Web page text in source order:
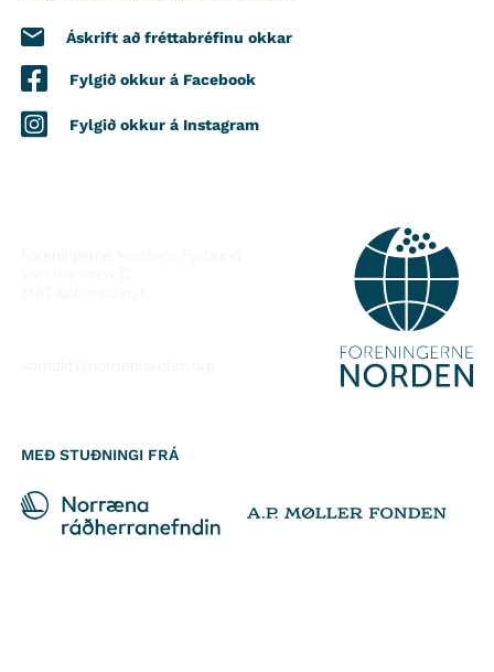
Áskrift að fréttabréfinu okkar
Fylgið okkur á Facebook
Fylgið okkur á Instagram
MEÐ STUÐNINGI FRÁ